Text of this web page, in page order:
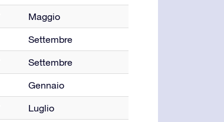
Maggio
Settembre
Settembre
Gennaio
Luglio